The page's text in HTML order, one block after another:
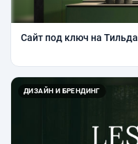
Сайт под ключ на Тильда
ДИЗАЙН И БРЕНДИНГ